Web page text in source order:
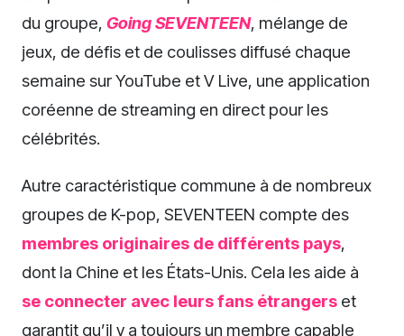
du groupe, Going SEVENTEEN, mélange de
jeux, de défis et de coulisses diffusé chaque
semaine sur YouTube et V Live, une application
coréenne de streaming en direct pour les
célébrités.
Autre caractéristique commune à de nombreux
groupes de K-pop, SEVENTEEN compte des
membres originaires de différents pays,
dont la Chine et les États-Unis. Cela les aide à
se connecter avec leurs fans étrangers et
garantit qu’il y a toujours un membre capable